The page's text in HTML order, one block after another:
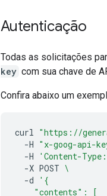
Autenticação
Todas as solicitações
key com sua chave de
Confira abaixo um
curl "https://
-H "x-goog-api-
-H
'Content-
-X POST \
-d
'{
    "contents": [